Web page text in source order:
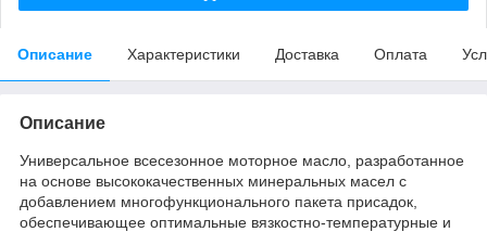
Описание Характеристики Доставка Оплата
Описание
Универсальное всесезонное моторное масло, разработанное
на основе высококачественных минеральных масел с
добавлением многофункционального пакета присадок,
обеспечивающее оптимальные вязкостно-температурные и